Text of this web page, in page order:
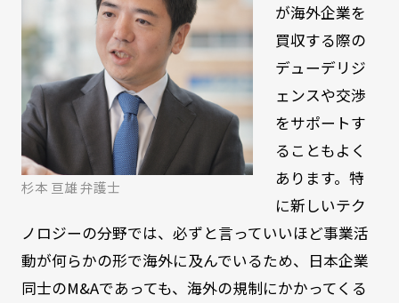
杉本 亘雄 弁護士
が海外企業を
買収する際の
デューデリジ
ェンスや交渉
をサポートす
ることもよく
あります。特
に新しいテク
ノロジーの分野では、必ずと言っていいほど事業活
動が何らかの形で海外に及んでいるため、日本企業
同士のM&Aであっても、海外の規制にかかってくる